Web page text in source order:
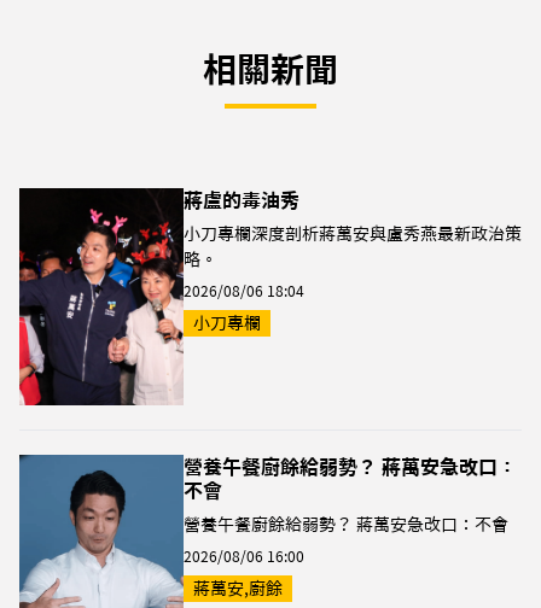
相關新聞
蔣盧的毒油秀
小刀專欄深度剖析蔣萬安與盧秀燕最新政治策
略。
2026/08/06 18:04
小刀專欄
營養午餐廚餘給弱勢？ 蔣萬安急改口：
不會
營養午餐廚餘給弱勢？ 蔣萬安急改口：不會
2026/08/06 16:00
蔣萬安,廚餘